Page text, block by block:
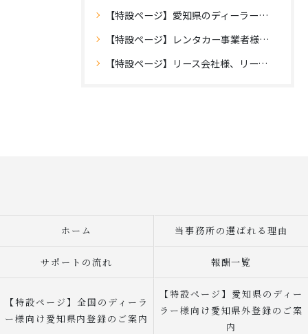
【特設ページ】愛知県のディーラー様向け愛知県外登録のご案内
【特設ページ】レンタカー事業者様向け愛知県内登録のご案内
【特設ページ】リース会社様、リース車保有法人様向け自動車登録のご案内
ホーム 当事務所の選ばれる理由
サポートの流れ 報酬一覧
【特設ページ】全国のディーラ
ー様向け愛知県内登録のご案内
【特設ページ】愛知県のディー
ラー様向け愛知県外登録のご案
内